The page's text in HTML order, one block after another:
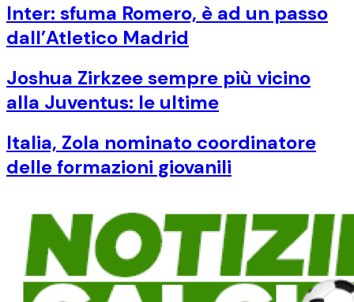
Inter: sfuma Romero, è ad un passo
dall’Atletico Madrid
Joshua Zirkzee sempre più vicino
alla Juventus: le ultime
Italia, Zola nominato coordinatore
delle formazioni giovanili